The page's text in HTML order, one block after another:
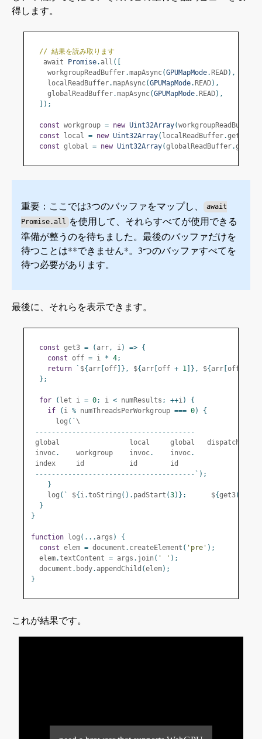
得します。
// 結果を読み取ります
   await
Promise. all ([
    workgroupReadBuffer
.mapAsync(GPUMapMode.READ),
    localReadBuffer
.mapAsync(GPUMapMode.READ),
    globalReadBuffer
.mapAsync(GPUMapMode.READ),
]);
const workgroup = new Uint32Array(workgroupReadBuffer
const local = new Uint32Array( localReadBuffer.
const global = new Uint32Array(globalReadBuffer.
重要：ここでは3つのバッファをマップし、
await
Promise.all を使用して、それらすべてが使用できる
準備が整うのを待ちました。最後のバッファだけを
待つことは**できません*。3つのバッファすべてを
待つ必要があります。
最後に、それらを表示できます。
const get3 = ( arr , i ) => {
const off = i * 4;
return
` ${arr [off]}, ${arr [off + 1 ]}, ${arr [off
};
for ( let i = 0; i < numResults ; ++i )
{
if
( i % numThreadsPerWorkgroup === 0)
{
      log
(`\
---------------------------------------
global                 local     global   dispatch
invoc.
    workgroup    invoc
.
    invoc
.
index     id           id        id
---------------------------------------`);
}
    log
(` ${i .toString (). padStart (3)}:
      $
{get3(
}
}
function log (... args )
{
const elem = document . createElement ( 'pre' );
  elem
.textContent = args . join( ' ' );
  document
. body. appendChild (elem);
}
これが結果です。